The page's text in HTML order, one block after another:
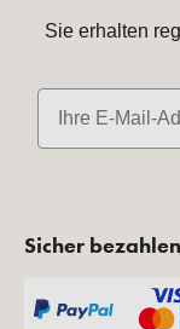
Sie erhalten
E-Mail
Sicher bezahlen